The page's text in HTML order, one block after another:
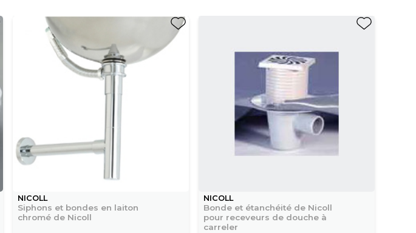
NICOLL
Siphons et bondes en laiton
chromé de Nicoll
NICOLL
Bonde et étanchéité de Nicoll
pour receveurs de douche à
carreler